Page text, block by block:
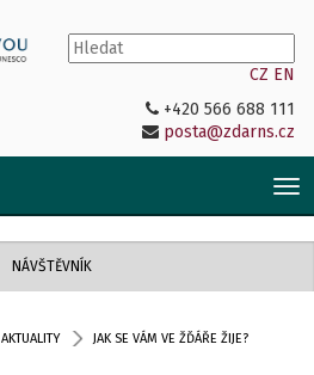
CZ EN
+420 566 688 111
posta@zdarns.cz
NÁVŠTĚVNÍK
AKTUALITY JAK SE VÁM VE ŽĎÁŘE ŽIJE?